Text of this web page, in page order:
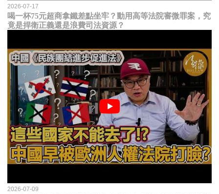
2026-07-17
喝一杯75元超商拿鐵差點坐牢？動用高等法院審微罪案，究
竟是捍衛正義還是浪費司法資源？
2026-07-09